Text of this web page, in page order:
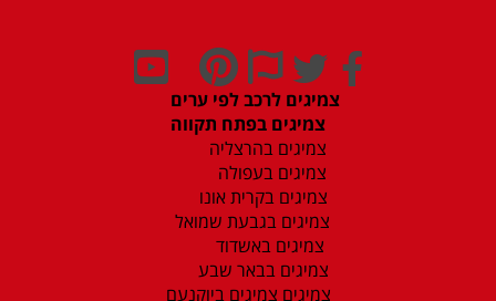
צמיגים לרכב לפי ערים
צמיגים בפתח תקווה
צמיגים בהרצליה
צמיגים בעפולה
צמיגים בקרית אונו
צמיגים בגבעת שמואל
צמיגים באשדוד
צמיגים בבאר שבע
צמיגים צמיגים ביוקנעם